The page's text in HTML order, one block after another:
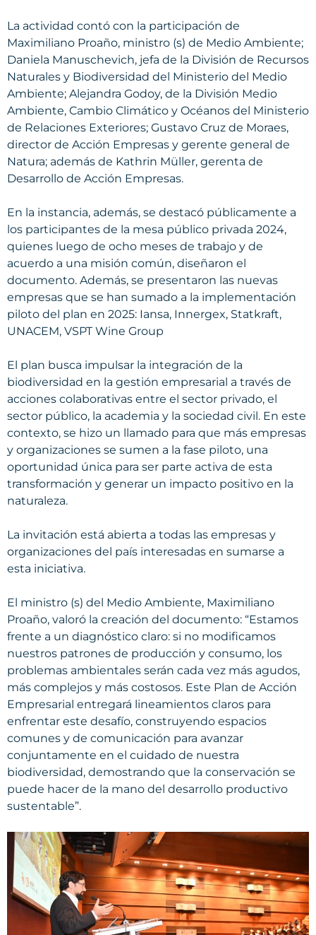
La actividad contó con la participación de
Maximiliano Proaño, ministro (s) de Medio Ambiente;
Daniela Manuschevich, jefa de la División de Recursos
Naturales y Biodiversidad del Ministerio del Medio
Ambiente; Alejandra Godoy, de la División Medio
Ambiente, Cambio Climático y Océanos del Ministerio
de Relaciones Exteriores; Gustavo Cruz de Moraes,
director de Acción Empresas y gerente general de
Natura; además de Kathrin Müller, gerenta de
Desarrollo de Acción Empresas.
En la instancia, además, se destacó públicamente a
los participantes de la mesa público privada 2024,
quienes luego de ocho meses de trabajo y de
acuerdo a una misión común, diseñaron el
documento. Además, se presentaron las nuevas
empresas que se han sumado a la implementación
piloto del plan en 2025: Iansa, Innergex, Statkraft,
UNACEM, VSPT Wine Group
El plan busca impulsar la integración de la
biodiversidad en la gestión empresarial a través de
acciones colaborativas entre el sector privado, el
sector público, la academia y la sociedad civil. En este
contexto, se hizo un llamado para que más empresas
y organizaciones se sumen a la fase piloto, una
oportunidad única para ser parte activa de esta
transformación y generar un impacto positivo en la
naturaleza.
La invitación está abierta a todas las empresas y
organizaciones del país interesadas en sumarse a
esta iniciativa.
El ministro (s) del Medio Ambiente, Maximiliano
Proaño, valoró la creación del documento: “Estamos
frente a un diagnóstico claro: si no modificamos
nuestros patrones de producción y consumo, los
problemas ambientales serán cada vez más agudos,
más complejos y más costosos. Este Plan de Acción
Empresarial entregará lineamientos claros para
enfrentar este desafío, construyendo espacios
comunes y de comunicación para avanzar
conjuntamente en el cuidado de nuestra
biodiversidad, demostrando que la conservación se
puede hacer de la mano del desarrollo productivo
sustentable”.